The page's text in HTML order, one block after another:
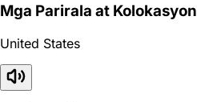
Mga Parirala at Kolokasyon
United States